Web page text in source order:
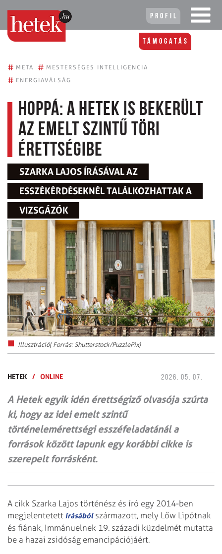
Profil
Támogatás
# META # MESTERSÉGES INTELLIGENCIA
# ENERGIAVÁLSÁG
Hoppá: a Hetek is bekerült
az emelt szintű töri
érettségibe
SZARKA LAJOS ÍRÁSÁVAL AZ
ESSZÉKÉRDÉSEKNÉL TALÁLKOZHATTAK A
VIZSGÁZÓK
Illusztráció( Forrás: Shutterstock/PuzzlePix)
HETEK / ONLINE 2026. 05. 07.
A Hetek egyik idén érettségiző olvasója szúrta
ki, hogy az idei emelt szintű
történelemérettségi esszéfeladatánál a
források között lapunk egy korábbi cikke is
szerepelt forrásként.
A cikk Szarka Lajos történész és író egy 2014-ben
megjelentetett írásábólszármazott, mely Lőw Lipótnak
és fiának, Immánuelnek 19. századi küzdelmét mutatta
be a hazai zsidóság emancipációjáért.